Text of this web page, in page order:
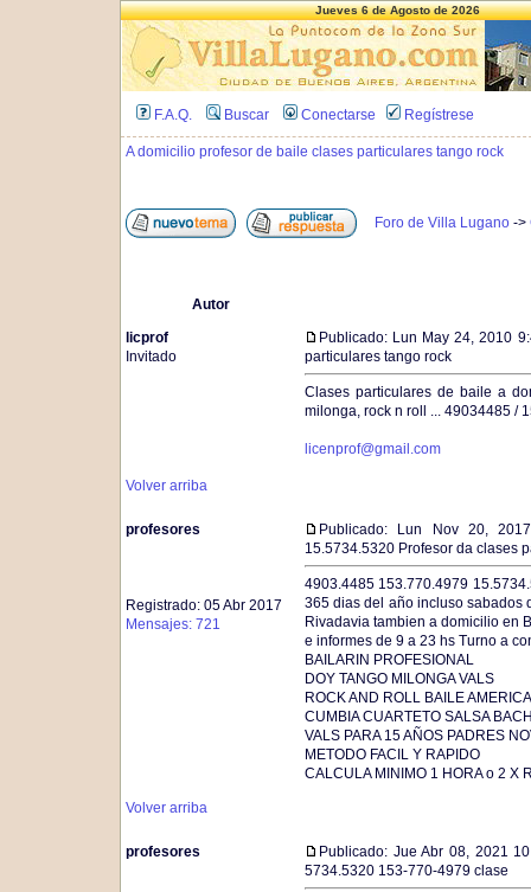
Jueves 6 de Agosto de 2026
F.A.Q. Buscar Conectarse Regístrese
A domicilio profesor de baile clases particulares tango rock
Foro de Villa Lugano ->
Autor
licprof
Invitado
Publicado: Lun May 24, 2010
particulares tango rock
Clases particulares de baile a
milonga, rock n roll ... 49034485 /
licenprof@gmail.com
Volver arriba
profesores
Registrado: 05 Abr 2017
Mensajes: 721
Publicado: Lun Nov 20,
15.5734.5320 Profesor da clases
4903.4485 153.770.4979
365 dias del año incluso sabados
Rivadavia tambien a domicilio en
e informes de 9 a 23 hs Turno a
BAILARIN PROFESIONAL
DOY TANGO MILONGA VALS
ROCK AND ROLL BAILE
CUMBIA CUARTETO SALSA
VALS PARA 15 AÑOS PADRES
METODO FACIL Y RAPIDO
CALCULA MINIMO 1 HORA o 2 X
Volver arriba
profesores
Publicado: Jue Abr 08, 2021
5734.5320 153-770-4979 clase